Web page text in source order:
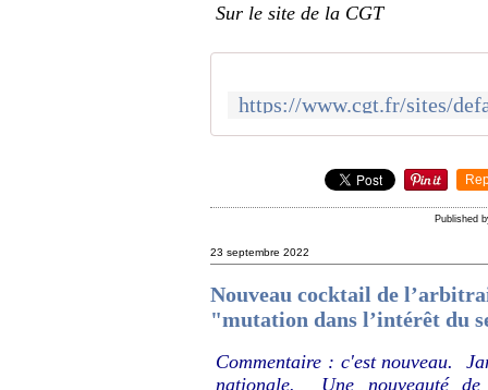
Sur le site de la CGT
Published
23 septembre 2022
Nouveau cocktail de
"mutation dans l’intérêt du
Commentaire : c'est nouveau.
nationale. Une nouveauté